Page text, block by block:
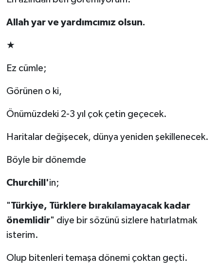
Allah yar ve yardımcımız olsun.
★
Ez cümle;
Görünen o ki,
Önümüzdeki 2-3 yıl çok çetin geçecek.
Haritalar değişecek, dünya yeniden şekillenecek.
Böyle bir dönemde
Churchill'in;
"Türkiye, Türklere bırakılamayacak kadar
önemlidir" diye bir sözünü sizlere hatırlatmak
isterim.
Olup bitenleri temaşa dönemi çoktan geçti.